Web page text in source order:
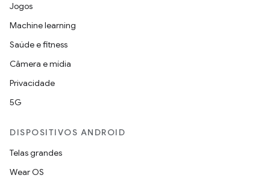
Jogos
Machine learning
Saúde e fitness
Câmera e mídia
Privacidade
5G
DISPOSITIVOS ANDROID
Telas grandes
Wear OS